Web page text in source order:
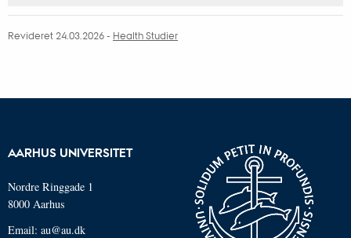
Revideret 24.03.2026- Health Studier
AARHUS UNIVERSITET
Nordre Ringgade 1
8000 Aarhus
Email: au@au.dk